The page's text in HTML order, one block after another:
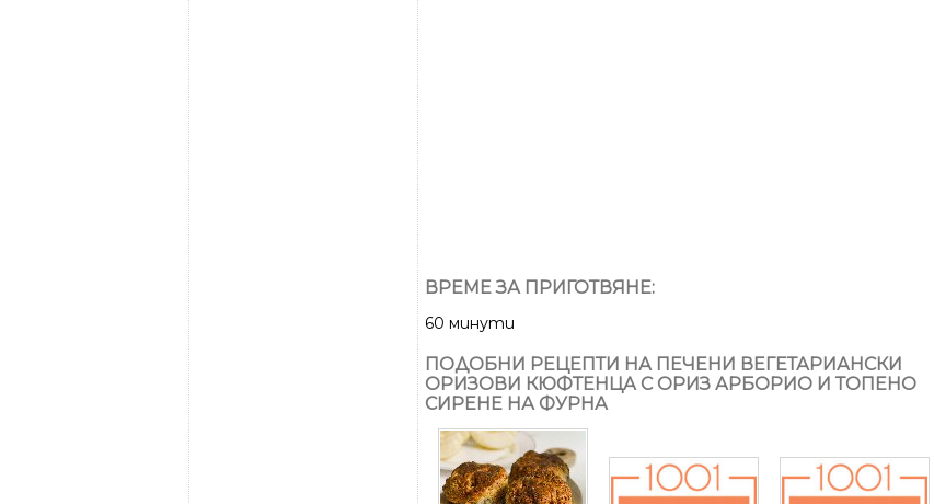
ВРЕМЕ ЗА ПРИГОТВЯНЕ:
60 минути
ПОДОБНИ РЕЦЕПТИ НА ПЕЧЕНИ ВЕГЕТАРИАНСКИ
ОРИЗОВИ КЮФТЕНЦА С ОРИЗ АРБОРИО И ТОПЕНО
СИРЕНЕ НА ФУРНА